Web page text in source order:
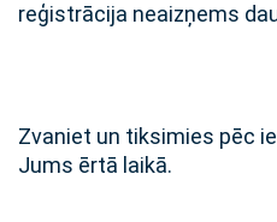
reģistrācija neaizņems
Zvaniet un tiksimies pēc
Jums ērtā laikā.